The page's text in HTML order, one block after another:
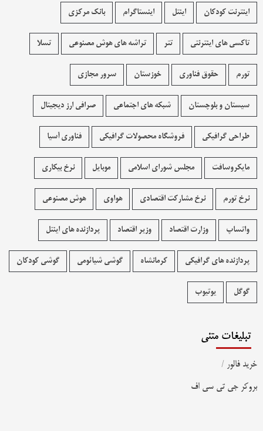
اینترنت کودکان اینتل اینستاگرام بانک مرکزی
تاکسی های اینترنتی تتر تراشه های هوش مصنوعی تسلا
تورم حقوق فناوری خوزستان سرور مجازی
سیستان و بلوچستان شبکه های اجتماعی صرافی ارز دیجیتال
طراحی گرافیکی فروشگاه محصولات گرافيکی فناوری آسیا
مایکروسافت مجلس شورای اسلامی موبایل نرخ بیکاری
نرخ تورم نرخ مشارکت اقتصادی هواوی هوش مصنوعی
واتساپ وزارت اقتصاد وزیر اقتصاد پردازنده های اینتل
پردازنده های گرافیکی کرمانشاه گوشی شیائومی گوشی کودکان
گوگل یوتیوب
تبلیغات متنی
خرید فالور /
بروکر جی تی سی اف